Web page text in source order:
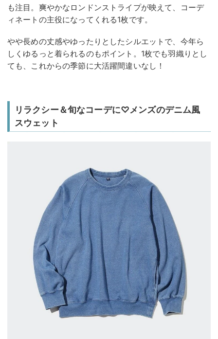
も注目。爽やかなロンドンストライプが映えて、コーデ
ィネートの主役になってくれる1枚です。
やや長めの丈感やゆったりとしたシルエットで、今年ら
しくゆるっと着られるのもポイント。1枚でも羽織りとし
ても、これからの季節に大活躍間違いなし！
リラクシー＆旬なコーデに♡メンズのデニム風
スウェット